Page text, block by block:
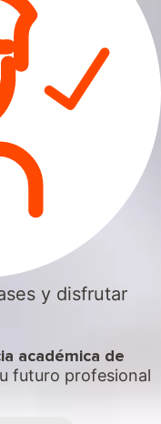
y disfrutar
académica de
futuro profesional